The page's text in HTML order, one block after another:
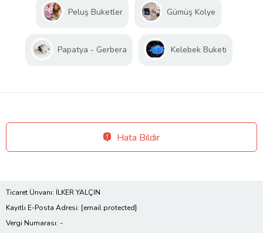
Peluş Buketler Gümüş Kolye
Papatya - Gerbera Kelebek Buketi
Hata Bildir
Ticaret Ünvanı: İLKER YALÇIN
Kayıtlı E-Posta Adresi: [email protected]
Vergi Numarası: -